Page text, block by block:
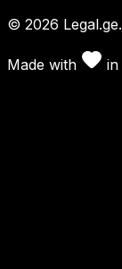
© 2026 Legal.ge.
Made with in